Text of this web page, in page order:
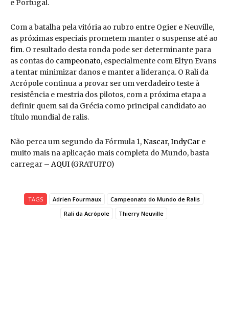
e Portugal.
Com a batalha pela vitória ao rubro entre Ogier e Neuville,
as próximas especiais prometem manter o suspense até ao
fim. O resultado desta ronda pode ser determinante para
as contas do campeonato, especialmente com Elfyn Evans
a tentar minimizar danos e manter a liderança. O Rali da
Acrópole continua a provar ser um verdadeiro teste à
resistência e mestria dos pilotos, com a próxima etapa a
definir quem sai da Grécia como principal candidato ao
título mundial de ralis.
Não perca um segundo da Fórmula 1, Nascar,IndyCar e
muito mais na aplicação mais completa do Mundo, basta
carregar – AQUI (GRATUITO)
TAGS Adrien Fourmaux
Campeonato do Mundo de Ralis
Rali da Acrópole
Thierry Neuville